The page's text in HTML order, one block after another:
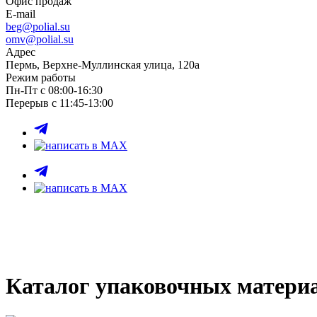
E-mail
beg@polial.su
omv@polial.su
Адрес
Пермь, Верхне-Муллинская улица, 120а
Режим работы
Пн-Пт с 08:00-16:30
Перерыв с 11:45-13:00
Каталог упаковочных